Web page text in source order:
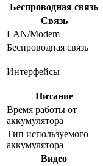
Беспроводная связь
Связь
LAN/Modem
Беспроводная связь
Интерфейсы
Питание
Время работы от
аккумулятора
Тип используемого
аккумулятора
Видео